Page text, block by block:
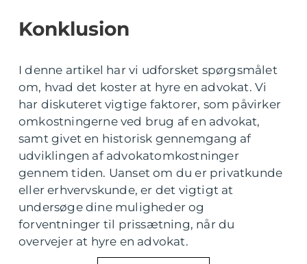
Konklusion
I denne artikel har vi udforsket spørgsmålet
om, hvad det koster at hyre en advokat. Vi
har diskuteret vigtige faktorer, som påvirker
omkostningerne ved brug af en advokat,
samt givet en historisk gennemgang af
udviklingen af advokatomkostninger
gennem tiden. Uanset om du er privatkunde
eller erhvervskunde, er det vigtigt at
undersøge dine muligheder og
forventninger til prissætning, når du
overvejer at hyre en advokat.